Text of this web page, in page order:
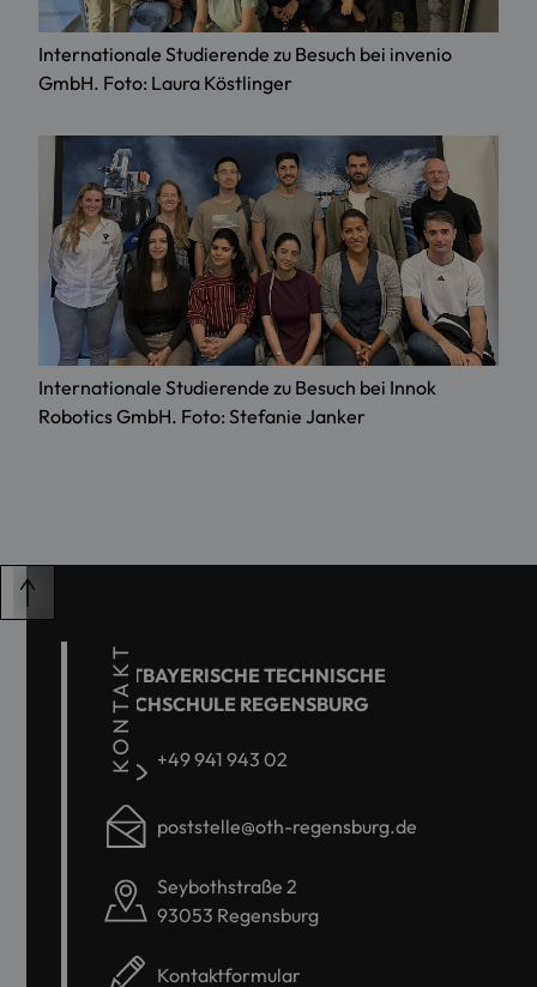
Internationale Studierende zu Besuch bei invenio
GmbH. Foto: Laura Köstlinger
Internationale Studierende zu Besuch bei Innok
Robotics GmbH. Foto: Stefanie Janker
KONTAKT
OSTBAYERISCHE TECHNISCHE
HOCHSCHULE REGENSBURG
+49 941 943 02
poststelle@oth-regensburg.de
Seybothstraße 2
93053 Regensburg
Kontaktformular